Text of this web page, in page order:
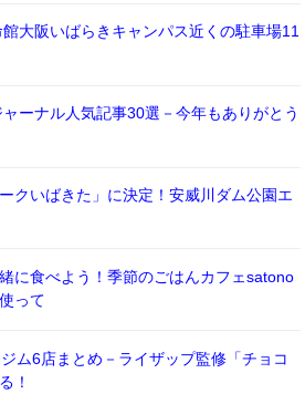
大阪いばらきキャンパス近くの駐車場11
ーナル人気記事30選－今年もありがとう
クいばきた」に決定！安威川ダム公園エ
に食べよう！季節のごはんカフェsatono
って
ム6店まとめ－ライザップ監修「チョコ
！